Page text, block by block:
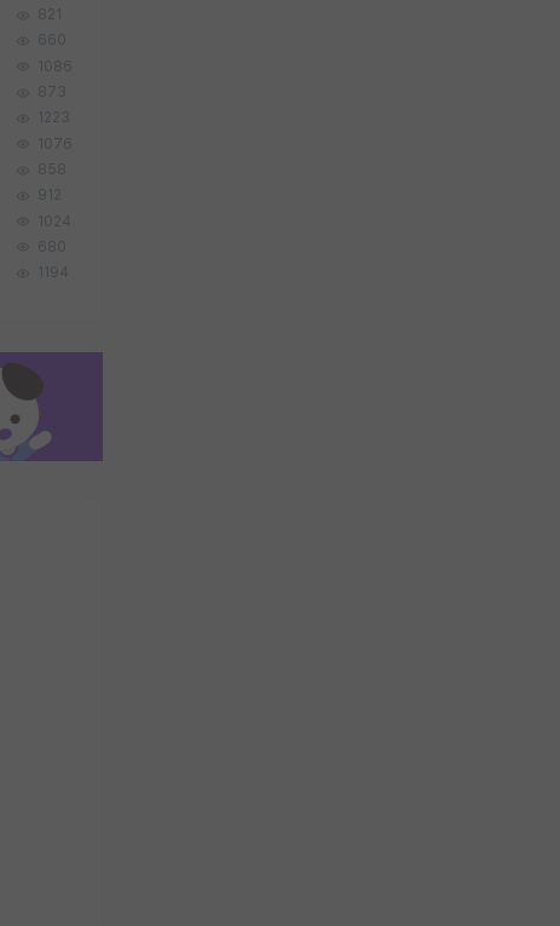
821
660
1086
873
1223
1076
858
912
1024
680
1194